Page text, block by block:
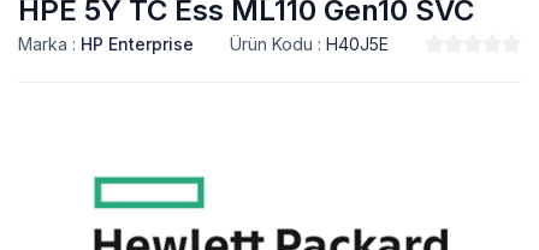
HPE 5Y TC Ess ML110 Gen10 SVC
Marka : HP Enterprise Ürün Kodu : H40J5E